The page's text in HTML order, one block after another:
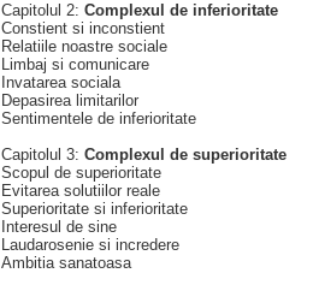
Capitolul 2: Complexul de inferioritate
Constient si inconstient
Relatiile noastre sociale
Limbaj si comunicare
Invatarea sociala
Depasirea limitarilor
Sentimentele de inferioritate
Capitolul 3: Complexul de superioritate
Scopul de superioritate
Evitarea solutiilor reale
Superioritate si inferioritate
Interesul de sine
Laudarosenie si incredere
Ambitia sanatoasa